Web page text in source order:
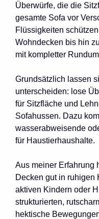
Überwürfe, die die
gesamte Sofa vor
Flüssigkeiten
Wohndecken bis hin
mit kompletter
Grundsätzlich lassen
unterscheiden: lose
für Sitzfläche und
Sofahussen. Dazu
wasserabweisende
für Haustierhaushalte.
Aus meiner Erfahrung
Decken gut in ruhigen
aktiven Kindern oder
strukturierten,
hektische